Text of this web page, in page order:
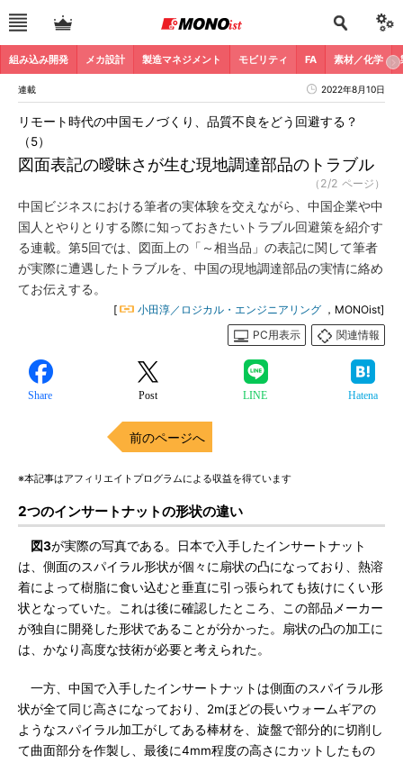
組み込み開発 メカ設計 製造マネジメント モビリティ FA 素材／化学
連載 2022年8月10日
図面表記の曖昧さが生む現地調達部品のトラブル
リモート時代の中国モノづくり、品質不良をどう回避する？
（5）
（2/2 ページ）
中国ビジネスにおける筆者の実体験を交えながら、中国企業や中
国人とやりとりする際に知っておきたいトラブル回避策を紹介す
る連載。第5回では、図面上の「～相当品」の表記に関して筆者
が実際に遭遇したトラブルを、中国の現地調達部品の実情に絡め
てお伝えする。
[ 小田淳／ロジカル・エンジニアリング ，MONOist]
PC用表示
関連情報
Share Post LINE Hatena
前のページへ
※本記事はアフィリエイトプログラムによる収益を得ています
2つのインサートナットの形状の違い
図3が実際の写真である。日本で入手したインサートナット
は、側面のスパイラル形状が個々に扇状の凸になっており、熱溶
着によって樹脂に食い込むと垂直に引っ張られても抜けにくい形
状となっていた。これは後に確認したところ、この部品メーカー
が独自に開発した形状であることが分かった。扇状の凸の加工に
は、かなり高度な技術が必要と考えられた。
一方、中国で入手したインサートナットは側面のスパイラル形
状が全て同じ高さになっており、2mほどの長いウォームギアの
ようなスパイラル加工がしてある棒材を、旋盤で部分的に切削し
て曲面部分を作製し、最後に4mm程度の高さにカットしたもの